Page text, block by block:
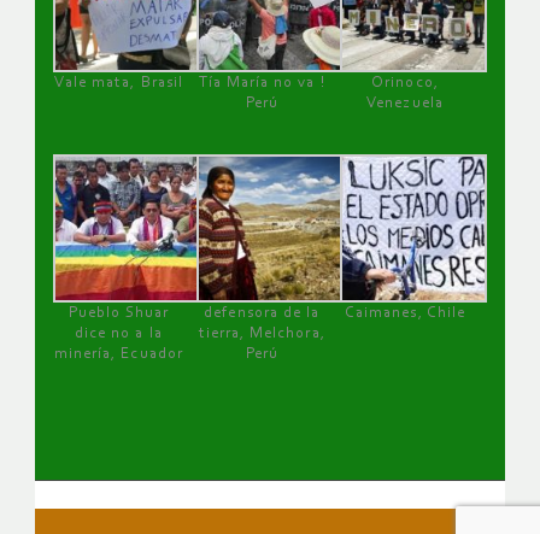
Vale mata, Brasil
Tía María no va !
Perú
Orinoco,
Venezuela
Pueblo Shuar
dice no a la
minería, Ecuador
defensora de la
tierra, Melchora,
Perú
Caimanes, Chile